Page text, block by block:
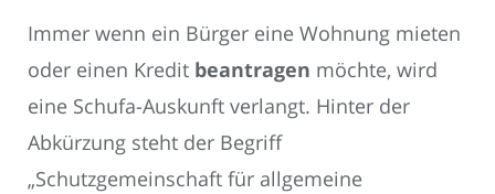
Immer wenn ein Bürger eine Wohnung mieten
oder einen Kredit beantragen möchte, wird
eine Schufa-Auskunft verlangt. Hinter der
Abkürzung steht der Begriff
„Schutzgemeinschaft für allgemeine